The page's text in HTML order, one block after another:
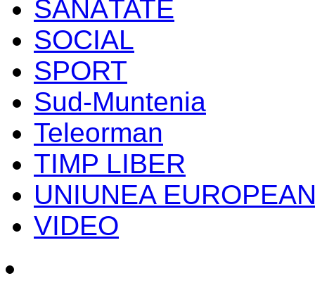
SĂNĂTATE
SOCIAL
SPORT
Sud-Muntenia
Teleorman
TIMP LIBER
UNIUNEA
VIDEO